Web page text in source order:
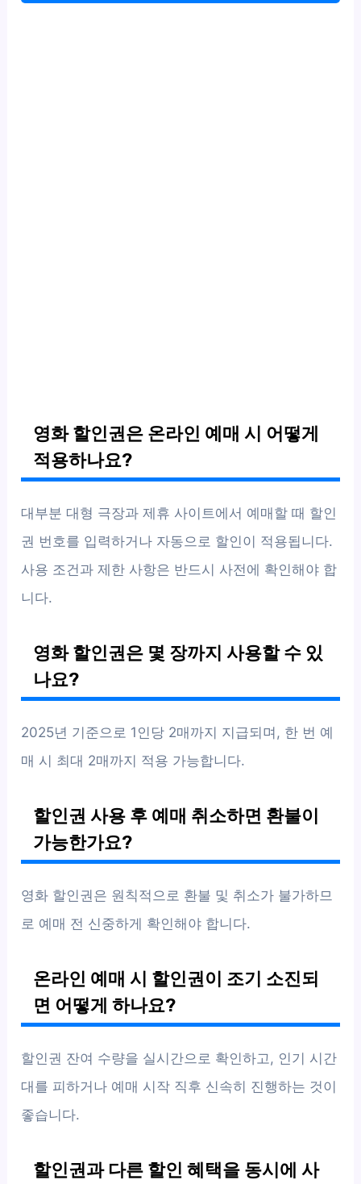
영화 할인권은 온라인 예매 시 어떻게
적용하나요?
대부분 대형 극장과 제휴 사이트에서 예매할 때 할인
권 번호를 입력하거나 자동으로 할인이 적용됩니다.
사용 조건과 제한 사항은 반드시 사전에 확인해야 합
니다.
영화 할인권은 몇 장까지 사용할 수 있
나요?
2025년 기준으로 1인당 2매까지 지급되며, 한 번 예
매 시 최대 2매까지 적용 가능합니다.
할인권 사용 후 예매 취소하면 환불이
가능한가요?
영화 할인권은 원칙적으로 환불 및 취소가 불가하므
로 예매 전 신중하게 확인해야 합니다.
온라인 예매 시 할인권이 조기 소진되
면 어떻게 하나요?
할인권 잔여 수량을 실시간으로 확인하고, 인기 시간
대를 피하거나 예매 시작 직후 신속히 진행하는 것이
좋습니다.
할인권과 다른 할인 혜택을 동시에 사